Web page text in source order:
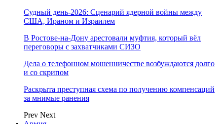
Судный день-2026: Сценарий ядерной войны между
США, Ираном и Израилем
В Ростове-на-Дону арестовали муфтия, который вёл
переговоры с захватчиками СИЗО
Дела о телефонном мошенничестве возбуждаются долго
и со скрипом
Раскрыта преступная схема по получению компенсаций
за мнимые ранения
Prev Next